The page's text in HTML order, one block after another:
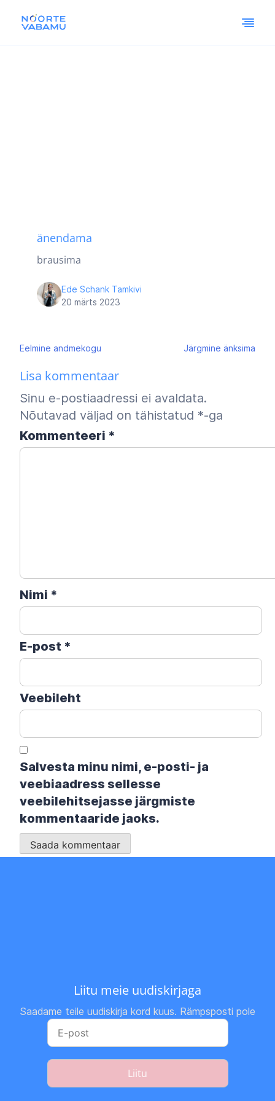
änendama
brausima
Ede Schank Tamkivi
20 märts 2023
Navigeerimine
Eelmine andmekogu Järgmine änksima
Lisa kommentaar
Sinu e-postiaadressi ei avaldata.
Nõutavad väljad on tähistatud *-ga
Kommenteeri *
Nimi *
E-post *
Veebileht
Salvesta minu nimi, e-posti- ja
veebiaadress sellesse
veebilehitsejasse järgmiste
kommentaaride jaoks.
Liitu meie uudiskirjaga
Saadame teile uudiskirja kord kuus. Rämpsposti pole
Liitu